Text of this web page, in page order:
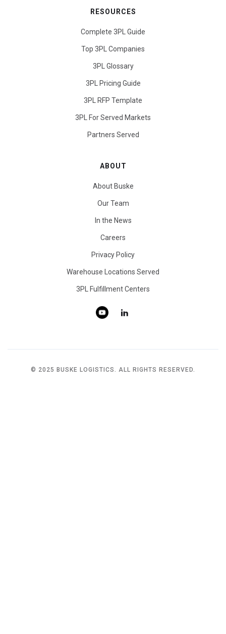
RESOURCES
Complete 3PL Guide
Top 3PL Companies
3PL Glossary
3PL Pricing Guide
3PL RFP Template
3PL For Served Markets
Partners Served
ABOUT
About Buske
Our Team
In the News
Careers
Privacy Policy
Warehouse Locations Served
3PL Fulfillment Centers
© 2025 BUSKE LOGISTICS. ALL RIGHTS RESERVED.